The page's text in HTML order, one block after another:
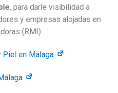
, para darle visibilidad a
y empresas alojadas en
(RMI):
Piel en Málaga